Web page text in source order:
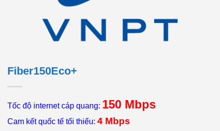
Fiber150Eco+
Tốc độ internet cáp quang: 150 Mbps
Cam kết quốc tế tối thiểu: 4 Mbps